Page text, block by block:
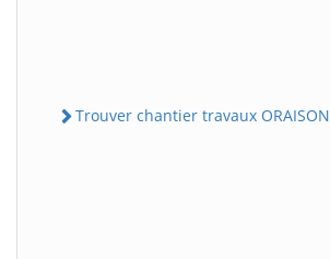
Trouver chantier travaux ORAISON